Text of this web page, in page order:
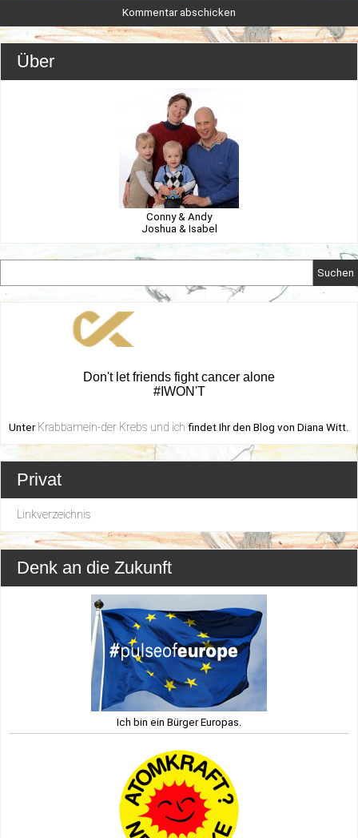
Über
Conny & Andy
Joshua & Isabel
Suchen
Don't let friends fight cancer alone
#IWON'T
Unter Krabbamein-der Krebs und ich findet Ihr den Blog von Diana Witt.
Privat
Linkverzeichnis
Denk an die Zukunft
Ich bin ein Bürger Europas.